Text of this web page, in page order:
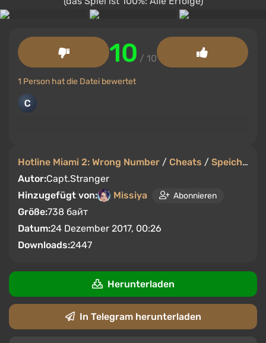
Hotline Miami 2: Wrong Number / Cheats / Speicherstände
Autor:Capt.Stranger
Hinzugefügt von:
Missiya Abonnieren
Größe:738 байт
Datum:24 Dezember 2017, 00:26
Downloads:2447
10 / 10
1 Person hat die Datei bewertet
Herunterladen
In Telegram herunterladen